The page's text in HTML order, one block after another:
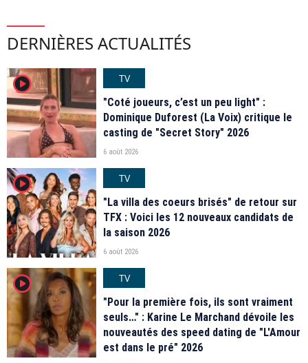
DERNIÈRES ACTUALITÉS
player2
TV
"Coté joueurs, c’est un peu light" :
Dominique Duforest (La Voix) critique le
casting de "Secret Story" 2026
6 août 2026
player2
TV
"La villa des coeurs brisés" de retour sur
TFX : Voici les 12 nouveaux candidats de
la saison 2026
6 août 2026
player2
TV
"Pour la première fois, ils sont vraiment
seuls…" : Karine Le Marchand dévoile les
nouveautés des speed dating de "L'Amour
est dans le pré" 2026